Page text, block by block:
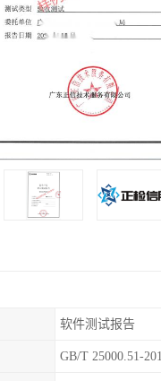
软件测试报告
GB/T 25000.51-